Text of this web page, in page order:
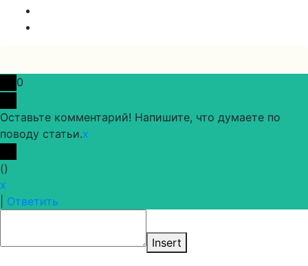
0
Оставьте комментарий! Напишите, что думаете по
поводу статьи.x
()
x
Ответить
Insert